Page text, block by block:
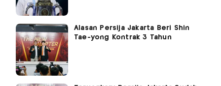
Alasan Persija Jakarta Beri Shin
Tae-yong Kontrak 3 Tahun